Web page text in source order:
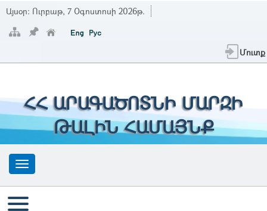
Այսօր: Ուրբաթ, 7 Օգոստոսի 2026թ.
Մուտք
ՀՀ ԱՐԱԳԱԾՈՏՆԻ ՄԱՐԶԻ
ԹԱԼԻՆ ՀԱՄԱՅՆՔ